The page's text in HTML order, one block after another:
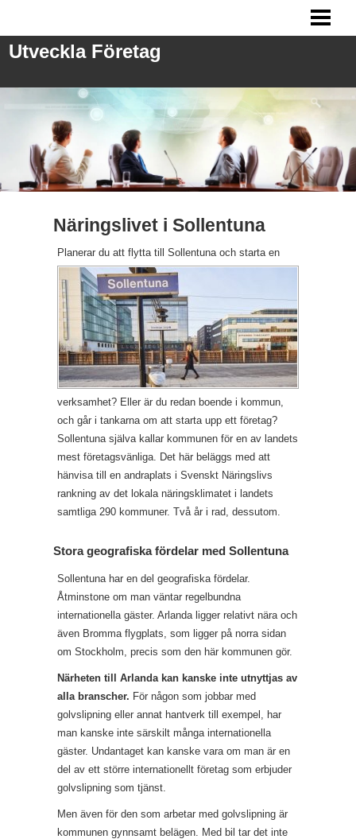
ANSTÄLLA PERSONAL
MARKNADSFÖRING
BLOGG
Utveckla Företag
Näringslivet i Sollentuna
Planerar du att flytta till Sollentuna och starta en
verksamhet? Eller är du redan boende i kommun,
och går i tankarna om att starta upp ett företag?
Sollentuna själva kallar kommunen för en av landets
mest företagsvänliga. Det här beläggs med att
hänvisa till en andraplats i Svenskt Näringslivs
rankning av det lokala näringsklimatet i landets
samtliga 290 kommuner. Två år i rad, dessutom.
Stora geografiska fördelar med Sollentuna
Sollentuna har en del geografiska fördelar.
Åtminstone om man väntar regelbundna
internationella gäster. Arlanda ligger relativt nära och
även Bromma flygplats, som ligger på norra sidan
om Stockholm, precis som den här kommunen gör.
Närheten till Arlanda kan kanske inte utnyttjas av
alla branscher. För någon som jobbar med
golvslipning eller annat hantverk till exempel, har
man kanske inte särskilt många internationella
gäster. Undantaget kan kanske vara om man är en
del av ett större internationellt företag som erbjuder
golvslipning som tjänst.
Men även för den som arbetar med golvslipning är
kommunen gynnsamt belägen. Med bil tar det inte